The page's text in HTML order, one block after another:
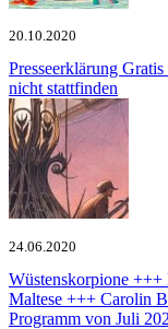
20.10.2020
Presseerklärung
nicht stattfinden
24.06.2020
Wüstenskorpione
Maltese +++ Carolin
Programm von Juli